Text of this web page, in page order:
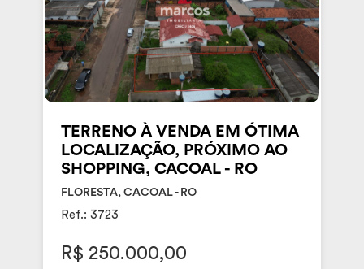
TERRENO À VENDA EM ÓTIMA
LOCALIZAÇÃO, PRÓXIMO AO
SHOPPING, CACOAL - RO
FLORESTA, CACOAL - RO
Ref.: 3723
R$ 250.000,00